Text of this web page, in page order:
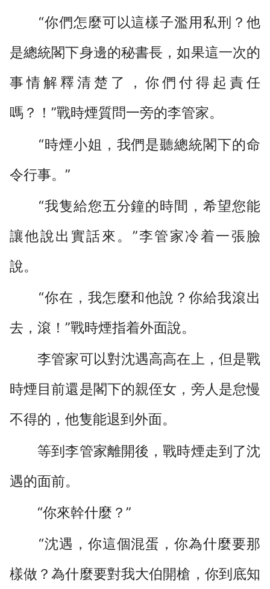
“你們怎麼可以這樣子濫用私刑？他
是總統閣下身邊的秘書長，如果這一次的
事情解釋清楚了，你們付得起責任
嗎？！”戰時煙質問一旁的李管家。
“時煙小姐，我們是聽總統閣下的命
令行事。”
“我隻給您五分鐘的時間，希望您能
讓他說出實話來。”李管家冷着一張臉
說。
“你在，我怎麼和他說？你給我滾出
去，滾！”戰時煙指着外面說。
李管家可以對沈遇高高在上，但是戰
時煙目前還是閣下的親侄女，旁人是怠慢
不得的，他隻能退到外面。
等到李管家離開後，戰時煙走到了沈
遇的面前。
“你來幹什麼？”
“沈遇，你這個混蛋，你為什麼要那
樣做？為什麼要對我大伯開槍，你到底知